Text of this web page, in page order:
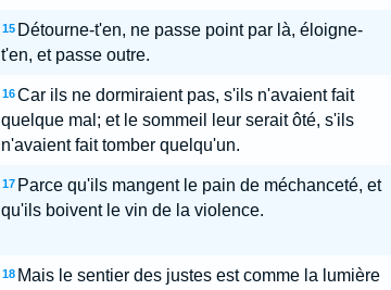
15 Détourne-t'en, ne passe point par là, éloigne-
t'en, et passe outre.
16 Car ils ne dormiraient pas, s'ils n'avaient fait
quelque mal; et le sommeil leur serait ôté, s'ils
n'avaient fait tomber quelqu'un.
17 Parce qu'ils mangent le pain de méchanceté, et
qu'ils boivent le vin de la violence.
18 Mais le sentier des justes est comme la lumière